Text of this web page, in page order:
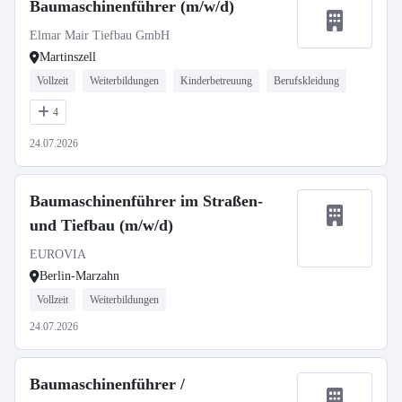
Baumaschinenführer (m/w/d)
Elmar Mair Tiefbau GmbH
Martinszell
Vollzeit Weiterbildungen Kinderbetreuung Berufskleidung
4
24.07.2026
Baumaschinenführer im Straßen-
und Tiefbau (m/w/d)
EUROVIA
Berlin-Marzahn
Vollzeit Weiterbildungen
24.07.2026
Baumaschinenführer /